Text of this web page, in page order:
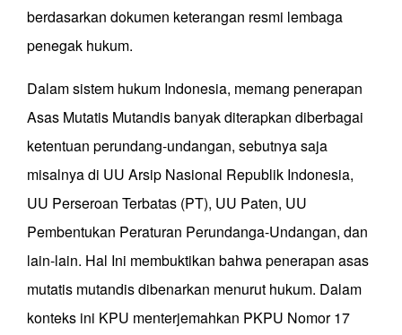
berdasarkan dokumen keterangan resmi lembaga
penegak hukum.
Dalam sistem hukum Indonesia, memang penerapan
Asas Mutatis Mutandis banyak diterapkan diberbagai
ketentuan perundang-undangan, sebutnya saja
misalnya di UU Arsip Nasional Republik Indonesia,
UU Perseroan Terbatas (PT), UU Paten, UU
Pembentukan Peraturan Perundanga-Undangan, dan
lain-lain. Hal Ini membuktikan bahwa penerapan asas
mutatis mutandis dibenarkan menurut hukum. Dalam
konteks ini KPU menterjemahkan PKPU Nomor 17